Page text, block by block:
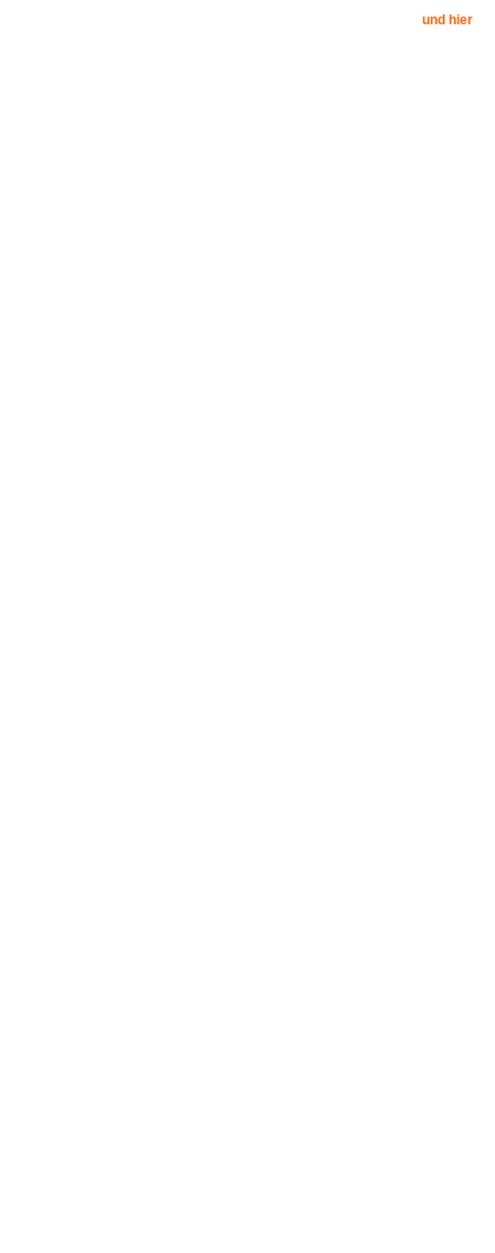
und hier